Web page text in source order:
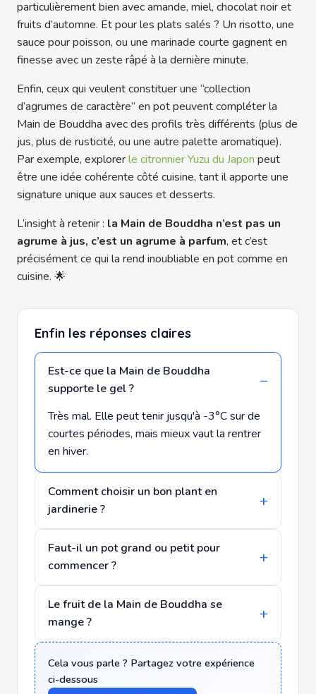
particulièrement bien avec amande, miel, chocolat noir et
fruits d’automne. Et pour les plats salés ? Un risotto, une
sauce pour poisson, ou une marinade courte gagnent en
finesse avec un zeste râpé à la dernière minute.
Enfin, ceux qui veulent constituer une “collection
d’agrumes de caractère” en pot peuvent compléter la
Main de Bouddha avec des profils très différents (plus de
jus, plus de rusticité, ou une autre palette aromatique).
Par exemple, explorerle citronnier Yuzu du Japon peut
être une idée cohérente côté cuisine, tant il apporte une
signature unique aux sauces et desserts.
L’insight à retenir : la Main de Bouddha n’est pas un
agrume à jus, c’est un agrume à parfum, et c’est
précisément ce qui la rend inoubliable en pot comme en
cuisine. 🌟
Enfin les réponses claires
Est-ce que la Main de Bouddha
supporte le gel ?
Très mal. Elle peut tenir jusqu'à -3°C sur de
courtes périodes, mais mieux vaut la rentrer
en hiver.
Comment choisir un bon plant en
jardinerie ?
Faut-il un pot grand ou petit pour
commencer ?
Le fruit de la Main de Bouddha se
mange ?
Cela vous parle ? Partagez votre expérience
ci-dessous